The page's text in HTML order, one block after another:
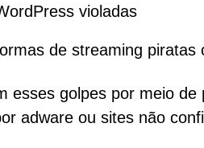
violadas
de streaming piratas
esses golpes por meio de
adware ou sites não